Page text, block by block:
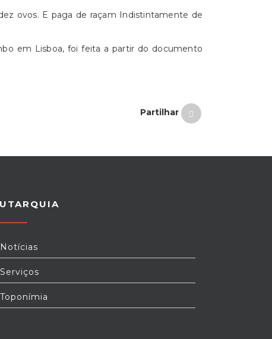
ovos. E paga de raçam Indistintamente de
em Lisboa, foi feita a partir do documento
Partilhar
Notícias
Serviços
Toponímia